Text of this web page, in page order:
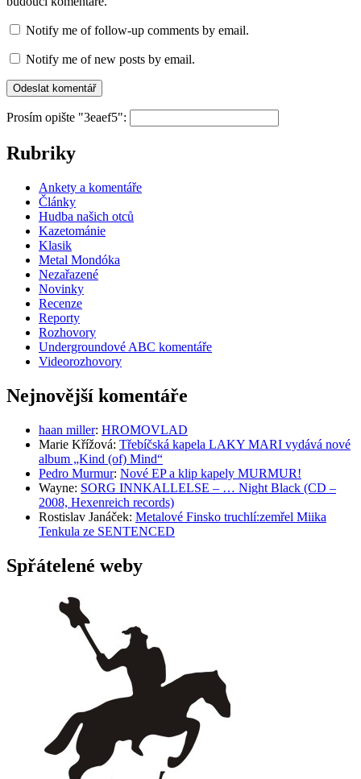
Notify me of follow-up comments by email.
Notify me of new posts by email.
Prosím opište "3eaef5":
Rubriky
Ankety a komentáře
Články
Hudba našich otců
Kazetománie
Klasik
Metal Mondóka
Nezařazené
Novinky
Recenze
Reporty
Rozhovory
Undergroundové ABC komentáře
Videorozhovory
Nejnovější komentáře
haan miller: HROMOVLAD
Marie Křížová: Třebíčská kapela LAKY MARI vydává nové
album „Kind (of) Mind“
Pedro Murmur: Nové EP a klip kapely MURMUR!
Wayne: SORG INNKALLELSE – … Night Black (CD –
2008, Hexenreich records)
Rostislav Janáček: Metalové Finsko truchlí:zemřel Miika
Tenkula ze SENTENCED
Spřátelené weby